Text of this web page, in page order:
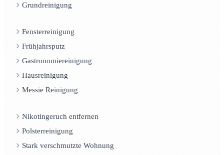
Grundreinigung
Fensterreinigung
Frühjahrsputz
Gastronomiereinigung
Hausreinigung
Messie Reinigung
Nikotingeruch entfernen
Polsterreinigung
Stark verschmutzte Wohnung